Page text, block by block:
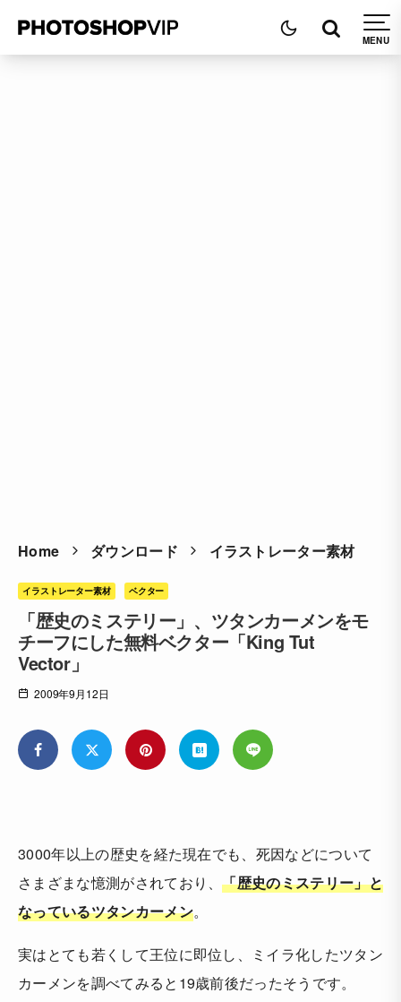
Home ダウンロード イラストレーター素材
イラストレーター素材 ベクター
「歴史のミステリー」、ツタンカーメンをモ
チーフにした無料ベクター「King Tut
Vector」
2009年9月12日
3000年以上の歴史を経た現在でも、死因などについて
さまざまな憶測がされており、「歴史のミステリー」と
なっているツタンカーメン。
実はとても若くして王位に即位し、ミイラ化したツタン
カーメンを調べてみると19歳前後だったそうです。